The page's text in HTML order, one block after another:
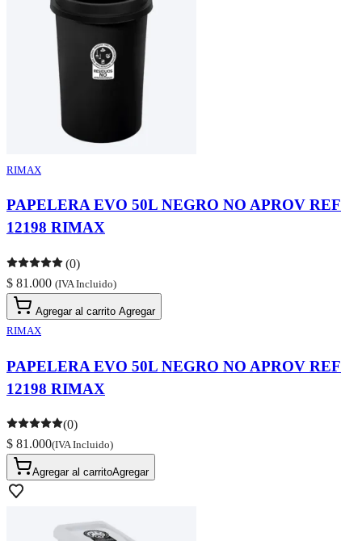
RIMAX
PAPELERA EVO 50L NEGRO NO APROV REF
12198 RIMAX
(0)
$ 81.000 (IVA Incluido)
Agregar al carrito Agregar
RIMAX
PAPELERA EVO 50L NEGRO NO APROV REF
12198 RIMAX
(0)
$ 81.000(IVA Incluido)
Agregar al carritoAgregar